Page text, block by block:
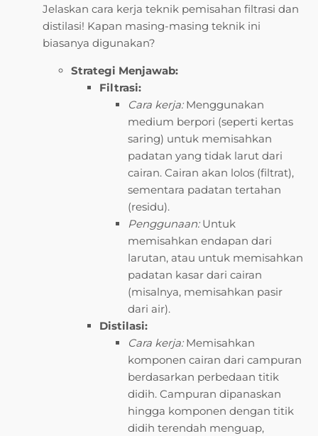
Jelaskan cara kerja teknik pemisahan filtrasi dan
distilasi! Kapan masing-masing teknik ini
biasanya digunakan?
Strategi Menjawab:
Filtrasi:
Cara kerja:Menggunakan
medium berpori (seperti kertas
saring) untuk memisahkan
padatan yang tidak larut dari
cairan. Cairan akan lolos (filtrat),
sementara padatan tertahan
(residu).
Penggunaan:Untuk
memisahkan endapan dari
larutan, atau untuk memisahkan
padatan kasar dari cairan
(misalnya, memisahkan pasir
dari air).
Distilasi:
Cara kerja:Memisahkan
komponen cairan dari campuran
berdasarkan perbedaan titik
didih. Campuran dipanaskan
hingga komponen dengan titik
didih terendah menguap,